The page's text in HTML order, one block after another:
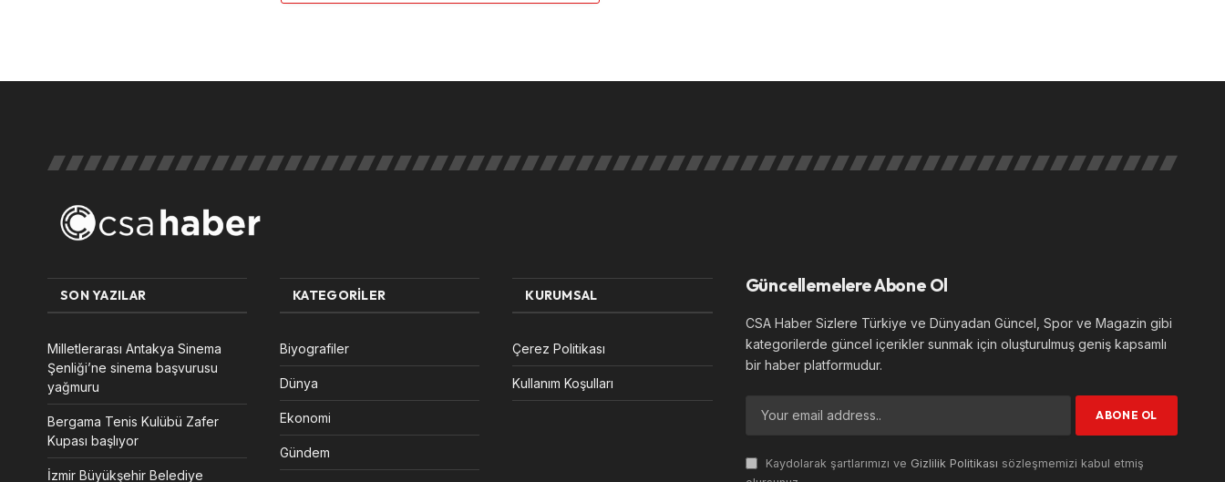
SON YAZILAR
Milletlerarası Antakya Sinema
Şenliği’ne sinema başvurusu
yağmuru
Bergama Tenis Kulübü Zafer
Kupası başlıyor
İzmir Büyükşehir Belediye
KATEGORILER
Biyografiler
Dünya
Ekonomi
Gündem
KURUMSAL
Çerez Politikası
Kullanım Koşulları
Güncellemelere Abone Ol
CSA Haber Sizlere Türkiye ve Dünyadan Güncel, Spor ve Magazin gibi
kategorilerde güncel içerikler sunmak için oluşturulmuş geniş kapsamlı
bir haber platformudur.
Kaydolarak şartlarımızı ve Gizlilik Politikası sözleşmemizi kabul etmiş